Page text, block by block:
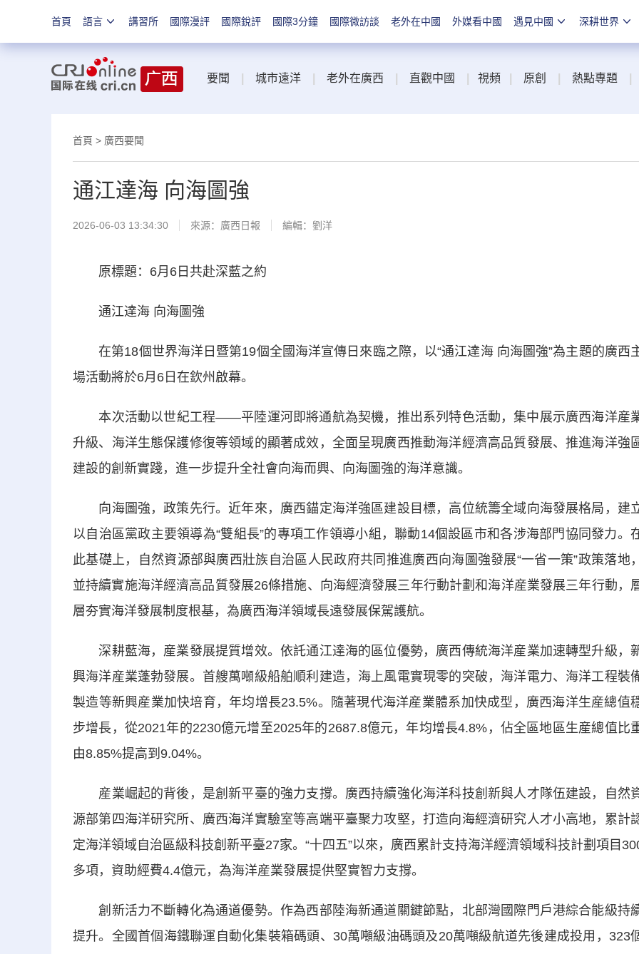
首頁 語言 講習所 國際漫評 國際銳評 國際3分鐘 國際微訪談 老外在中國 外媒看中國 遇見中國 深耕世界
要聞 城市遠洋 老外在廣西 直觀中國 視頻 原創 熱點專題
首頁 > 廣西要聞
通江達海 向海圖強
2026-06-03 13:34:30 來源： 廣西日報 編輯：劉洋
原標題：6月6日共赴深藍之約
通江達海 向海圖強
在第18個世界海洋日暨第19個全國海洋宣傳日來臨之際，以“通江達海 向海圖強”為主題的廣西
場活動將於6月6日在欽州啟幕。
本次活動以世紀工程——平陸運河即將通航為契機，推出系列特色活動，集中展示廣西海洋産
升級、海洋生態保護修復等領域的顯著成效，全面呈現廣西推動海洋經濟高品質發展、推進海洋強
建設的創新實踐，進一步提升全社會向海而興、向海圖強的海洋意識。
向海圖強，政策先行。近年來，廣西錨定海洋強區建設目標，高位統籌全域向海發展格局，建
以自治區黨政主要領導為“雙組長”的專項工作領導小組，聯動14個設區市和各涉海部門協同發力。
此基礎上，自然資源部與廣西壯族自治區人民政府共同推進廣西向海圖強發展“一省一策”政策落地，
並持續實施海洋經濟高品質發展26條措施、向海經濟發展三年行動計劃和海洋産業發展三年行動，
層夯實海洋發展制度根基，為廣西海洋領域長遠發展保駕護航。
深耕藍海，産業發展提質增效。依託通江達海的區位優勢，廣西傳統海洋産業加速轉型升級，
興海洋産業蓬勃發展。首艘萬噸級船舶順利建造，海上風電實現零的突破，海洋電力、海洋工程裝
製造等新興産業加快培育，年均增長23.5%。隨著現代海洋産業體系加快成型，廣西海洋生産總值
步增長，從2021年的2230億元增至2025年的2687.8億元，年均增長4.8%，佔全區地區生産總值比
由8.85%提高到9.04%。
産業崛起的背後，是創新平臺的強力支撐。廣西持續強化海洋科技創新與人才隊伍建設，自然
源部第四海洋研究所、廣西海洋實驗室等高端平臺聚力攻堅，打造向海經濟研究人才小高地，累計
定海洋領域自治區級科技創新平臺27家。“十四五”以來，廣西累計支持海洋經濟領域科技計劃項目
多項，資助經費4.4億元，為海洋産業發展提供堅實智力支撐。
創新活力不斷轉化為通道優勢。作為西部陸海新通道關鍵節點，北部灣國際門戶港綜合能級持
提升。全國首個海鐵聯運自動化集裝箱碼頭、30萬噸級油碼頭及20萬噸級航道先後建成投用，323